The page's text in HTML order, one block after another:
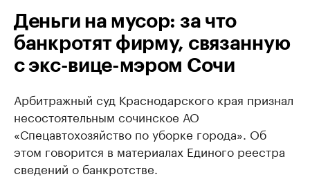
Деньги на мусор: за что
банкротят фирму, связанную
с экс-вице-мэром Сочи
Арбитражный суд Краснодарского края признал
несостоятельным сочинское АО
«Спецавтохозяйство по уборке города». Об
этом говорится в материалах Единого реестра
сведений о банкротстве.